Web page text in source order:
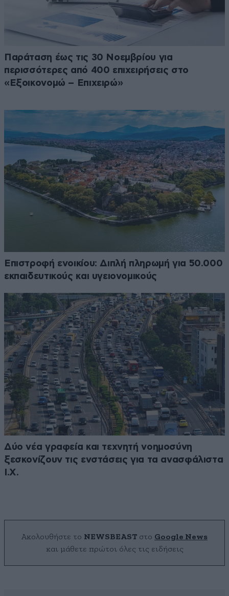
Παράταση έως τις 30 Νοεμβρίου για
περισσότερες από 400 επιχειρήσεις στο
«Εξοικονομώ – Επιχειρώ»
Επιστροφή ενοικίου: Διπλή πληρωμή για 50.000
εκπαιδευτικούς και υγειονομικούς
Δύο νέα γραφεία και τεχνητή νοημοσύνη
ξεσκονίζουν τις ενστάσεις για τα ανασφάλιστα
Ι.Χ.
Ακολουθήστε το NEWSBEAST στο Google News
και μάθετε πρώτοι όλες τις ειδήσεις